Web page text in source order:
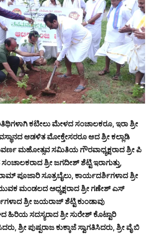
ಕಟೀಲು ಮೇಳದ ಸಂಚಾಲಕರೂ, ಇರಾ ಶ್ರೀ
ಆಡಳಿತ ಮೋಕ್ತೇಸರರೂ ಆದ ಶ್ರೀ ಕಲ್ಲಾಡಿ
ಮಹೋತ್ಸವ ಸಮಿತಿಯ ಗೌರವಾಧ್ಯಕ್ಷರಾದ ಶ್ರೀ ಪಿ
ಶ್ರೀ ಜಗದೀಶ್ ಶೆಟ್ಟಿ ಇರಾಗುತ್ತು,
ಪೂಜಾರಿ ಸೂತ್ರಬೈಲು, ಕಾರ್ಯದರ್ಶಿಗಳಾದ ಶ್ರೀ
ಮಂಡಲದ ಅಧ್ಯಕ್ಷರಾದ ಶ್ರೀ ಗಣೇಶ್ ಎಸ್
ಶ್ರೀ ಜಯರಾಜ್ ಶೆಟ್ಟಿ ಕುಂಡಾವು
ಹಿರಿಯ ಸದಸ್ಯರಾದ ಶ್ರೀ ಸುರೇಶ್ ಕೊಟ್ಟಾರಿ
ಶ್ರೀ ಪುಷ್ಪರಾಜ ಕುಕ್ಕಾಜೆ ಸ್ವಾಗತಿಸಿದರು, ಶ್ರೀ ವೈ ಬಿ